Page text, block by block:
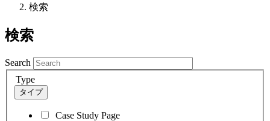
検索
検索
Search
Type
タイプ
Case Study Page